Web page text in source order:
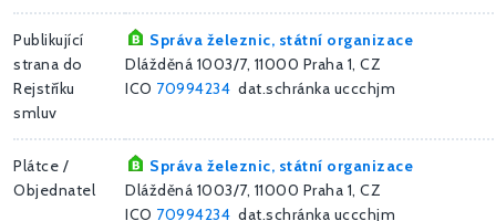
Publikující
strana do
Rejstříku
smluv
Správa železnic, státní organizace
Dlážděná 1003/7, 11000 Praha 1, CZ
ICO 70994234 dat.schránka uccchjm
Plátce /
Objednatel
Správa železnic, státní organizace
Dlážděná 1003/7, 11000 Praha 1, CZ
ICO 70994234 dat.schránka uccchjm